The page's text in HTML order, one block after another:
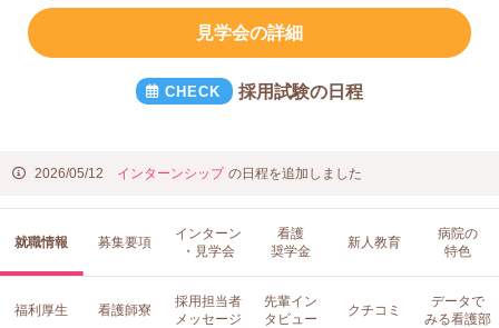
見学会の詳細
採用試験の日程
2026/05/12 インターンシップ の日程を追加しました
就職情報 募集要項
インターン
・見学会
看護
奨学金
新人教育
病院の
特色
福利厚生 看護師寮
採用担当者
メッセージ
先輩イン
タビュー
クチコミ
データで
みる看護部